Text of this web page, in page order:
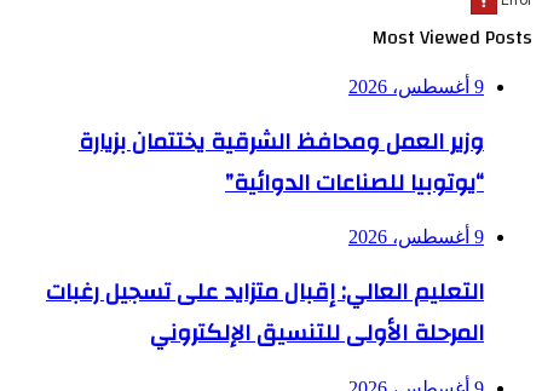
Most Viewed Posts
9 أغسطس، 2026
وزير العمل ومحافظ الشرقية يختتمان بزيارة
“يوتوبيا للصناعات الدوائية”
9 أغسطس، 2026
التعليم العالي: إقبال متزايد على تسجيل رغبات
المرحلة الأولى للتنسيق الإلكتروني